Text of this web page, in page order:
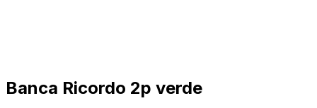
Banca Ricordo 2p verde